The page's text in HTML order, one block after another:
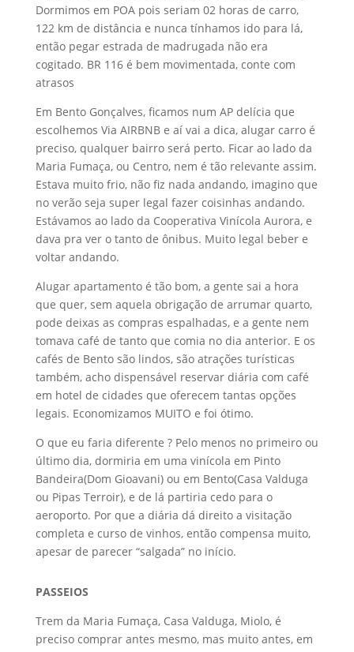
Dormimos em POA pois seriam 02 horas de carro,
122 km de distância e nunca tínhamos ido para lá,
então pegar estrada de madrugada não era
cogitado. BR 116 é bem movimentada, conte com
atrasos
Em Bento Gonçalves, ficamos num AP delícia que
escolhemos Via AIRBNB e aí vai a dica, alugar carro é
preciso, qualquer bairro será perto. Ficar ao lado da
Maria Fumaça, ou Centro, nem é tão relevante assim.
Estava muito frio, não fiz nada andando, imagino que
no verão seja super legal fazer coisinhas andando.
Estávamos ao lado da Cooperativa Vinícola Aurora, e
dava pra ver o tanto de ônibus. Muito legal beber e
voltar andando.
Alugar apartamento é tão bom, a gente sai a hora
que quer, sem aquela obrigação de arrumar quarto,
pode deixas as compras espalhadas, e a gente nem
tomava café de tanto que comia no dia anterior. E os
cafés de Bento são lindos, são atrações turísticas
também, acho dispensável reservar diária com café
em hotel de cidades que oferecem tantas opções
legais. Economizamos MUITO e foi ótimo.
O que eu faria diferente ? Pelo menos no primeiro ou
último dia, dormiria em uma vinícola em Pinto
Bandeira(Dom Gioavani) ou em Bento(Casa Valduga
ou Pipas Terroir), e de lá partiria cedo para o
aeroporto. Por que a diária dá direito a visitação
completa e curso de vinhos, então compensa muito,
apesar de parecer “salgada” no início.
PASSEIOS
Trem da Maria Fumaça, Casa Valduga, Miolo, é
preciso comprar antes mesmo, mas muito antes, em